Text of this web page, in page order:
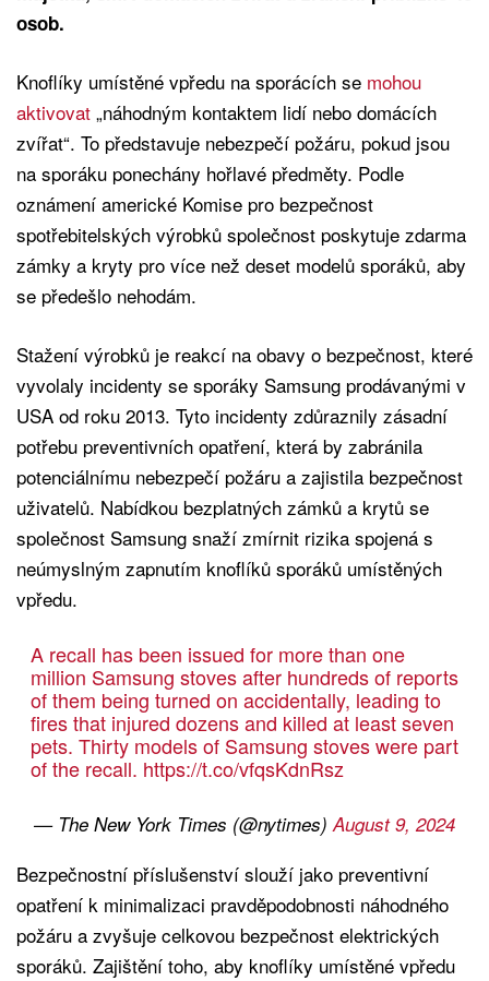
osob.
Knoflíky umístěné vpředu na sporácích se mohou
aktivovat „náhodným kontaktem lidí nebo domácích
zvířat“. To představuje nebezpečí požáru, pokud jsou
na sporáku ponechány hořlavé předměty. Podle
oznámení americké Komise pro bezpečnost
spotřebitelských výrobků společnost poskytuje zdarma
zámky a kryty pro více než deset modelů sporáků, aby
se předešlo nehodám.
Stažení výrobků je reakcí na obavy o bezpečnost, které
vyvolaly incidenty se sporáky Samsung prodávanými v
USA od roku 2013. Tyto incidenty zdůraznily zásadní
potřebu preventivních opatření, která by zabránila
potenciálnímu nebezpečí požáru a zajistila bezpečnost
uživatelů. Nabídkou bezplatných zámků a krytů se
společnost Samsung snaží zmírnit rizika spojená s
neúmyslným zapnutím knoflíků sporáků umístěných
vpředu.
A recall has been issued for more than one
million Samsung stoves after hundreds of reports
of them being turned on accidentally, leading to
fires that injured dozens and killed at least seven
pets. Thirty models of Samsung stoves were part
of the recall. https://t.co/vfqsKdnRsz
— The New York Times (@nytimes)August 9, 2024
Bezpečnostní příslušenství slouží jako preventivní
opatření k minimalizaci pravděpodobnosti náhodného
požáru a zvyšuje celkovou bezpečnost elektrických
sporáků. Zajištění toho, aby knoflíky umístěné vpředu